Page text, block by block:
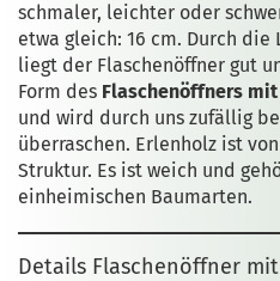
schmaler, leichter oder
etwa gleich: 16 cm. Durch
liegt der Flaschenöffner gut
Form des Flaschenöffners mit
und wird durch uns zufällig
überraschen. Erlenholz ist
Struktur. Es ist weich und
einheimischen Baumarten.
Details Flaschenöffner